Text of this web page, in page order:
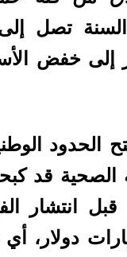
تصل
إلى خفض
الحدود
الصحية قد